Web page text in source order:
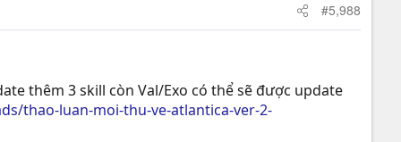
#5,988
thêm 3 skill còn Val/Exo có thể sẽ được update
thao-luan-moi-thu-ve-atlantica-ver-2-